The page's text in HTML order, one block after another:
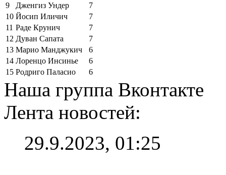
9
Дженгиз Ундер
7
10 Йосип Иличич
7
11 Раде Крунич
7
12 Дуван Сапата
7
13 Марио Манджукич
6
14 Лоренцо Инсинье
6
15 Родриго Паласио 6
Наша группа Вконтакте
Лента новостей:
29.9.2023, 01:25